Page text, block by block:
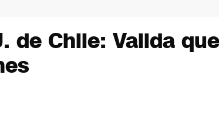
de Chile: Valida